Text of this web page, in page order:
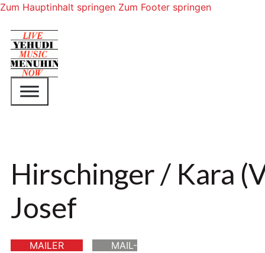
Zum Hauptinhalt springen Zum Footer springen
Hirschinger / Kara
Josef
MAILER
MAIL-